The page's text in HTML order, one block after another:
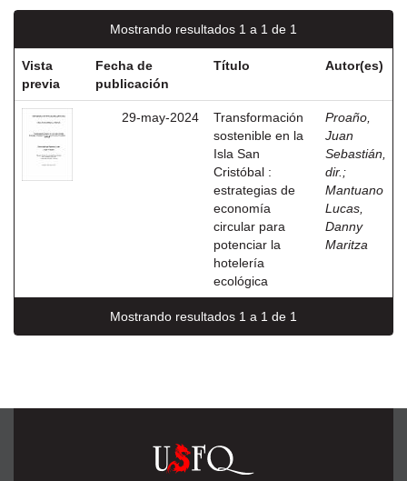
Mostrando resultados 1 a 1 de 1
Vista
previa
Fecha de
publicación
Título Autor(es)
29-may-2024
Transformación
sostenible en la
Isla San
Cristóbal :
estrategias de
economía
circular para
potenciar la
hotelería
ecológica
Proaño,
Juan
Sebastián,
dir. ;
Mantuano
Lucas,
Danny
Maritza
Mostrando resultados 1 a 1 de 1